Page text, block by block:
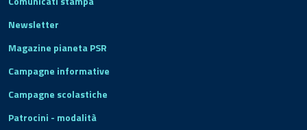
Newsletter
Magazine pianeta PSR
Campagne informative
Campagne scolastiche
Patrocini - modalità